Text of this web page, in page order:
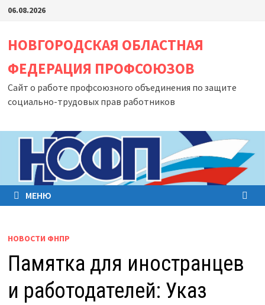
Перейти
содержимому
06.08.2026
НОВГОРОДСКАЯ ОБЛАСТНАЯ
ФЕДЕРАЦИЯ ПРОФСОЮЗОВ
Сайт о работе профсоюзного объединения по защите
социально-трудовых прав работников
МЕНЮ
НОВОСТИ ФНПР
Памятка для иностранцев
и работодателей: Указ